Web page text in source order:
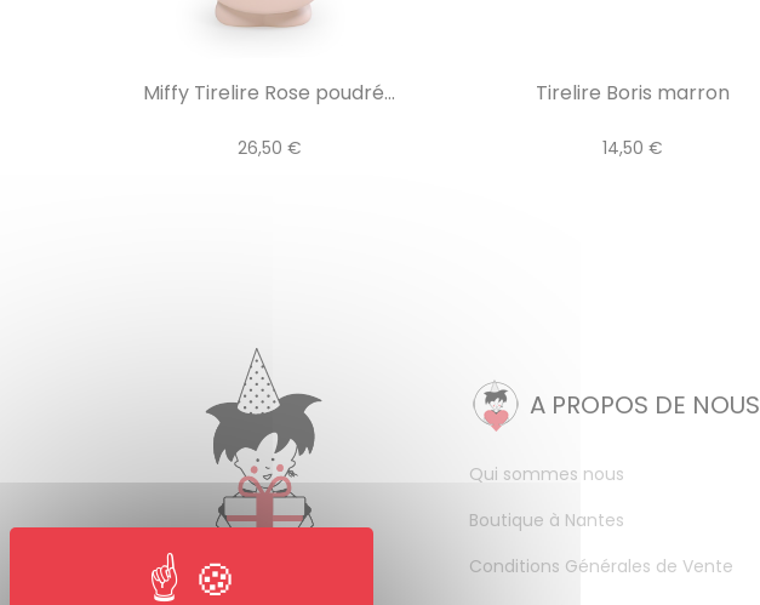
Miffy Tirelire Rose poudré...
26,50 €
Tirelire Boris marron
14,50 €
A PROPOS DE NOUS
Qui sommes nous
Boutique à Nantes
Conditions Générales de Vente